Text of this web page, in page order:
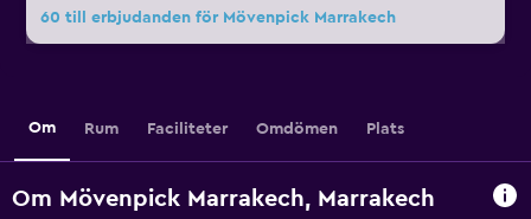
60 till erbjudanden för Mövenpick Marrakech
Om Rum Faciliteter Omdömen Plats
Om Mövenpick Marrakech, Marrakech